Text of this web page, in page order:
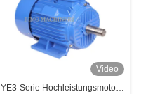
Video
YE3-Serie Hochleistungsmotor